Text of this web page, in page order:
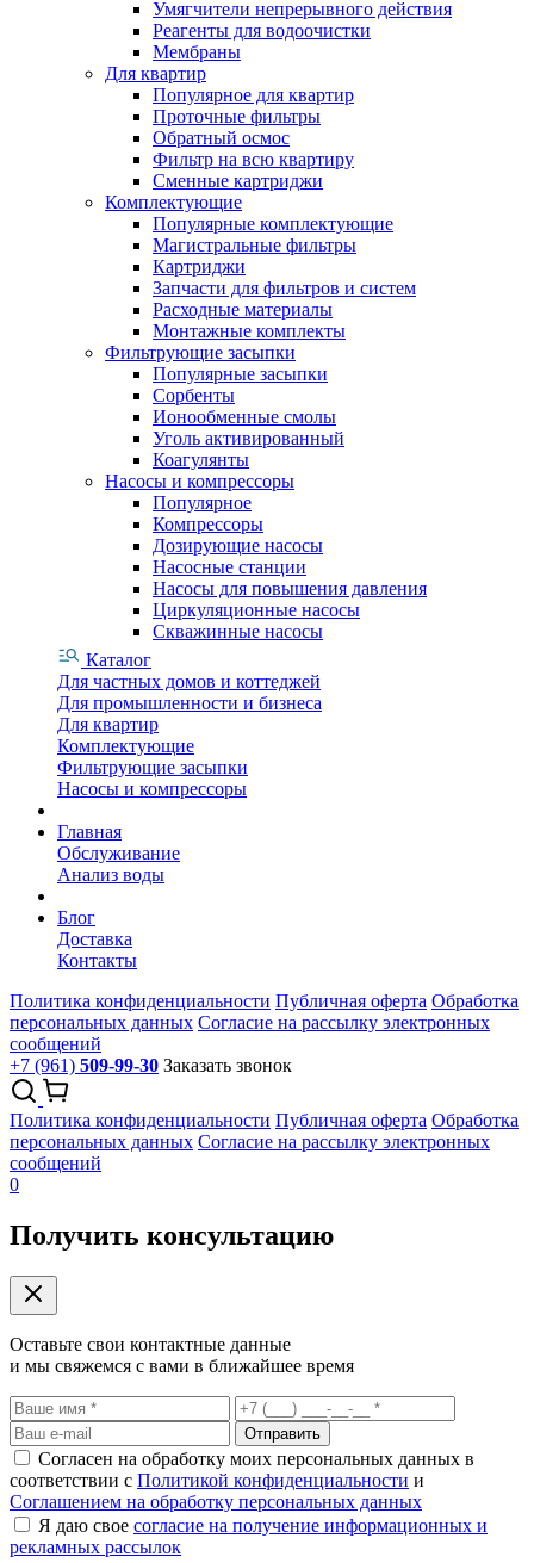
Умягчители непрерывного действия
Реагенты для водоочистки
Мембраны
Для квартир
Популярное для квартир
Проточные фильтры
Обратный осмос
Фильтр на всю квартиру
Сменные картриджи
Комплектующие
Популярные комплектующие
Магистральные фильтры
Картриджи
Запчасти для фильтров и систем
Расходные материалы
Монтажные комплекты
Фильтрующие засыпки
Популярные засыпки
Сорбенты
Ионообменные смолы
Уголь активированный
Коагулянты
Насосы и компрессоры
Популярное
Компрессоры
Дозирующие насосы
Насосные станции
Насосы для повышения давления
Циркуляционные насосы
Скважинные насосы
Каталог
Для частных домов и коттеджей
Для промышленности и бизнеса
Для квартир
Комплектующие
Фильтрующие засыпки
Насосы и компрессоры
Главная
Обслуживание
Анализ воды
Блог
Доставка
Контакты
Политика конфиденциальности Публичная оферта Обработка
персональных данных Согласие на рассылку электронных
сообщений
+7 (961) 509-99-30 Заказать звонок
Политика конфиденциальности Публичная оферта Обработка
персональных данных Согласие на рассылку электронных
сообщений
0
Получить консультацию
Оставьте свои контактные данные
и мы свяжемся с вами в ближайшее время
Отправить
Согласен на обработку моих персональных данных в
соответствии с Политикой конфиденциальности и
Соглашением на обработку персональных данных
Я даю свое согласие на получение информационных и
рекламных рассылок